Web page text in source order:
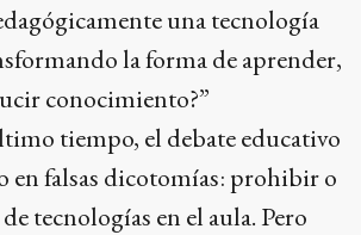
una tecnología
la forma de aprender,
conocimiento?”
tiempo, el debate educativo
en falsas dicotomías: prohibir o
tecnologías en el aula. Pero